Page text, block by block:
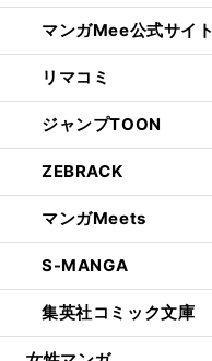
マンガMee公式サイト
リマコミ
ジャンプTOON
ZEBRACK
マンガMeets
S-MANGA
集英社コミック文庫